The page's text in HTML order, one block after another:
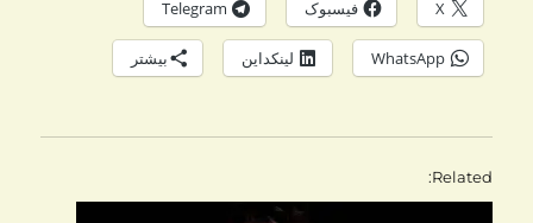
X فیسبوک Telegram
WhatsApp لینکداین بیشتر
Related